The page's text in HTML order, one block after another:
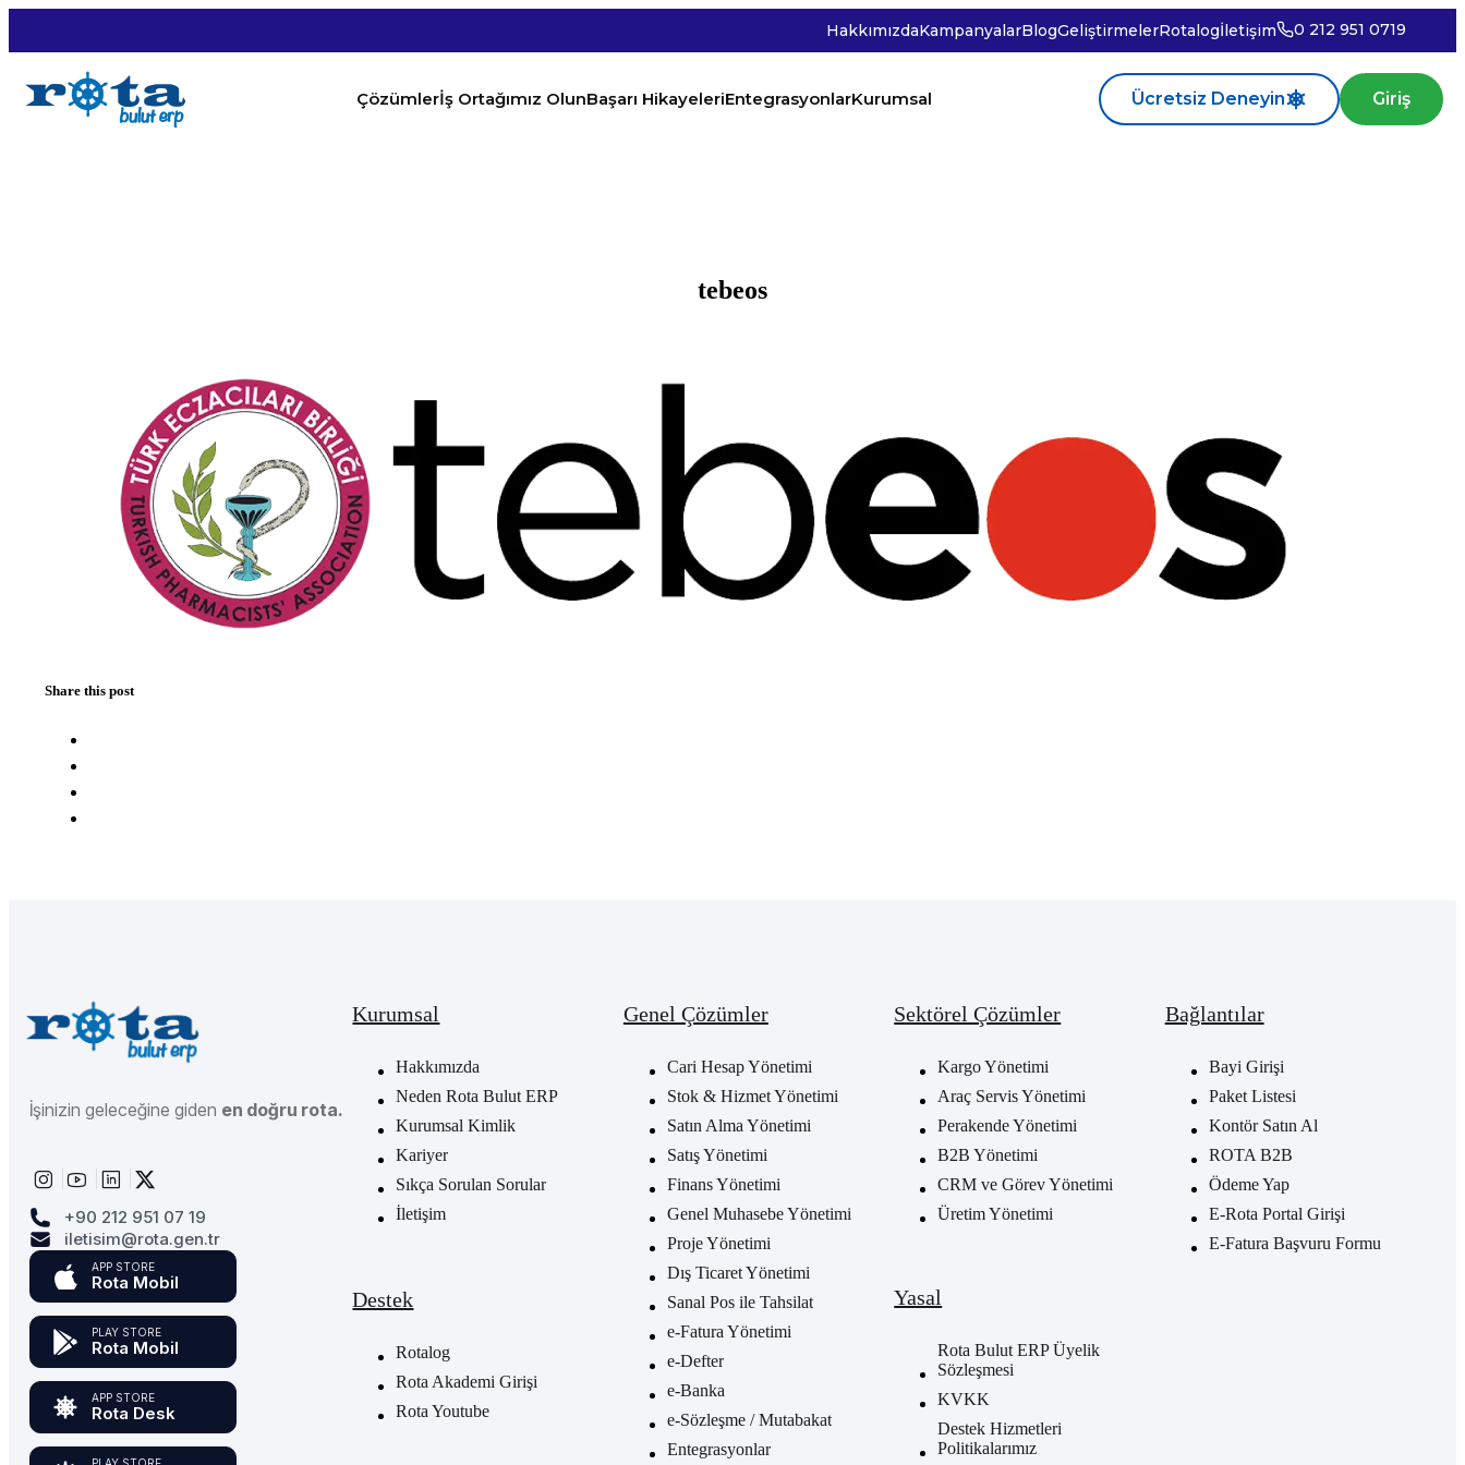
HakkımızdaKampanyalarBlogGeliştirmelerRotalogİletişim 0 212 951 0719
Çözümlerİş Ortağımız OlunBaşarı HikayeleriEntegrasyonlarKurumsal Ücretsiz Deneyin Giriş
tebeos
Share this post
İşinizin geleceğine giden en doğru rota.
+90 212 951 07 19
iletisim@rota.gen.tr
APP STORE
Rota Mobil
PLAY STORE
Rota Mobil
APP STORE
Rota Desk
PLAY STORE
Kurumsal
Hakkımızda
Neden Rota Bulut ERP
Kurumsal Kimlik
Kariyer
Sıkça Sorulan Sorular
İletişim
Destek
Rotalog
Rota Akademi Girişi
Rota Youtube
Genel Çözümler
Cari Hesap Yönetimi
Stok & Hizmet Yönetimi
Satın Alma Yönetimi
Satış Yönetimi
Finans Yönetimi
Genel Muhasebe Yönetimi
Proje Yönetimi
Dış Ticaret Yönetimi
Sanal Pos ile Tahsilat
e-Fatura Yönetimi
e-Defter
e-Banka
e-Sözleşme / Mutabakat
Entegrasyonlar
Sektörel Çözümler
Kargo Yönetimi
Araç Servis Yönetimi
Perakende Yönetimi
B2B Yönetimi
CRM ve Görev Yönetimi
Üretim Yönetimi
Yasal
Rota Bulut ERP Üyelik
Sözleşmesi
KVKK
Destek Hizmetleri
Politikalarımız
Bağlantılar
Bayi Girişi
Paket Listesi
Kontör Satın Al
ROTA B2B
Ödeme Yap
E-Rota Portal Girişi
E-Fatura Başvuru Formu